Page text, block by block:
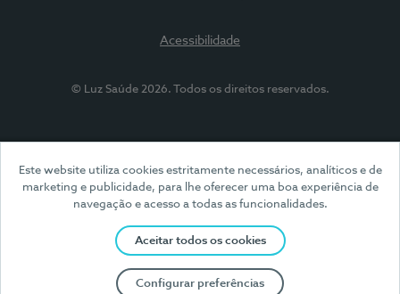
Este website utiliza cookies estritamente necessários, analíticos e de
marketing e publicidade, para lhe oferecer uma boa experiência de
navegação e acesso a todas as funcionalidades.
Aceitar todos os cookies
Configurar preferências
Acessibilidade
© Luz Saúde 2026. Todos os direitos reservados.